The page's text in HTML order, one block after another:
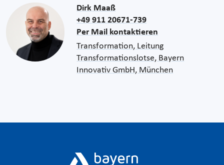
Dirk Maaß
+49 911 20671-739
Per Mail kontaktieren
Transformation, Leitung
Transformationslotse, Bayern
Innovativ GmbH, München